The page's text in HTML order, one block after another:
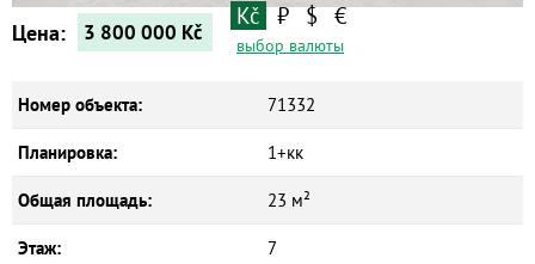
Цена: 3 800 000 Kč
Kč ₽ $ €
выбор валюты
Номер объекта: 71332
Планировка: 1+кк
Общая площадь: 23 м²
Этаж: 7